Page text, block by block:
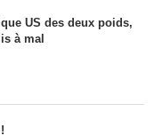
US des deux poids,
à mal